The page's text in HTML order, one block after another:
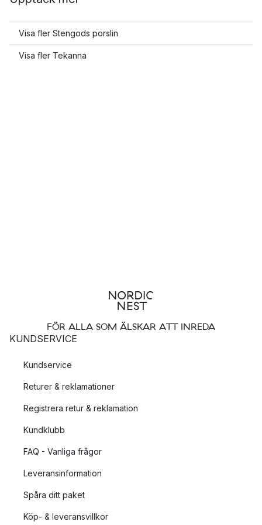
Visa fler Stengods porslin
Visa fler Tekanna
FÖR ALLA SOM ÄLSKAR ATT INREDA
KUNDSERVICE
Kundservice
Returer & reklamationer
Registrera retur & reklamation
Kundklubb
FAQ - Vanliga frågor
Leveransinformation
Spåra ditt paket
Köp- & leveransvillkor